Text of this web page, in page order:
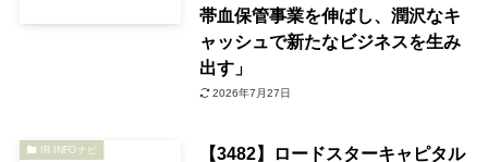
帯血保管事業を伸ばし、潤沢なキ
ャッシュで新たなビジネスを生み
出す」
2026年7月27日
IR INFOナビ
【3482】ロードスターキャピタル